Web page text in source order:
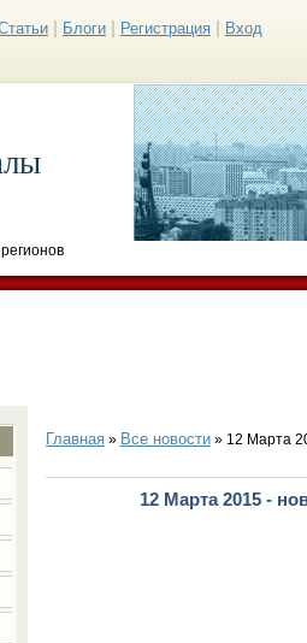
Блоги Регистрация Вход
Главная» Все новости» 12 Марта
12 Марта 2015 -